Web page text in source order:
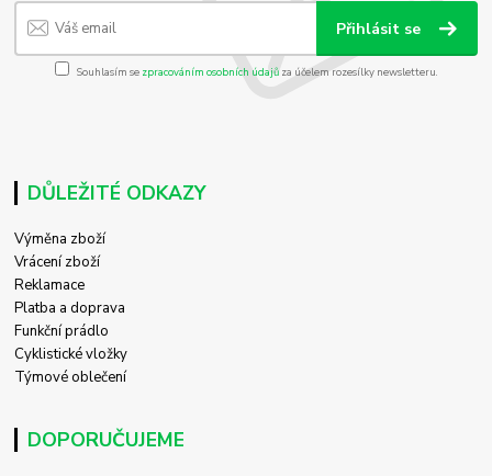
Přihlásit se
Souhlasím se zpracováním osobních údajůza účelem rozesílky newsletteru.
DŮLEŽITÉ ODKAZY
Výměna zboží
Vrácení zboží
Reklamace
Platba a doprava
Funkční prádlo
Cyklistické vložky
Týmové oblečení
DOPORUČUJEME